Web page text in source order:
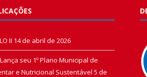
II 14 de abril de 2026
seu 1º Plano Municipal de
e Nutricional Sustentável 5 de